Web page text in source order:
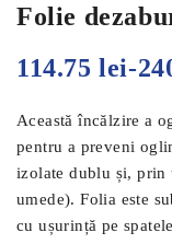
Folie
114.75lei-
Această încălzire a
pentru a preveni
izolate dublu și, prin
umede). Folia este
cu ușurință pe